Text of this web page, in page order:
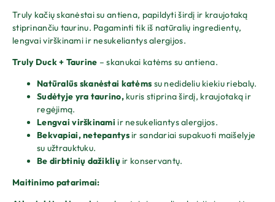
Truly kačių skanėstai su antiena, papildyti širdį ir kraujotaką
stiprinančiu taurinu. Pagaminti tik iš natūralių ingredientų,
lengvai virškinami ir nesukeliantys alergijos.
Truly Duck + Taurine – skanukai katėms su antiena.
Natūralūs skanėstai katėms su nedideliu kiekiu riebalų.
Sudėtyje yra taurino,kuris stiprina širdį, kraujotaką ir
regėjimą.
Lengvai virškinami ir nesukeliantys alergijos.
Bekvapiai, netepantysir sandariai supakuoti maišelyje
su užtrauktuku.
Be dirbtinių dažiklių ir konservantų.
Maitinimo patarimai: